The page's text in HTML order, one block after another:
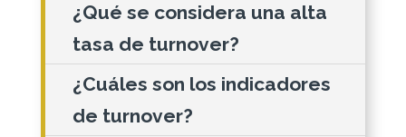
¿Qué se considera una alta
tasa de turnover?
¿Cuáles son los indicadores
de turnover?